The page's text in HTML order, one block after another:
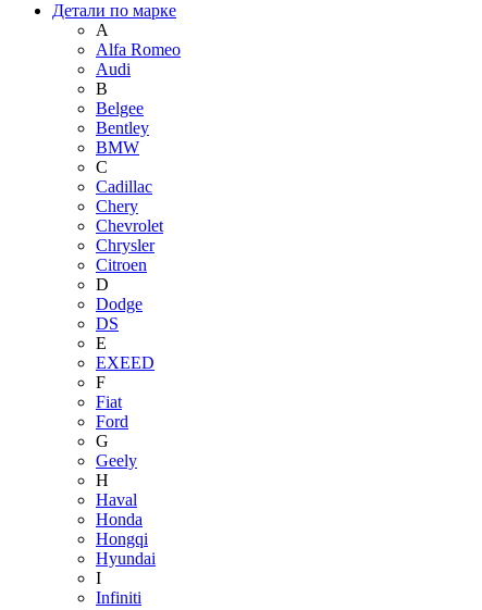
Детали по марке
A
Alfa Romeo
Audi
B
Belgee
Bentley
BMW
C
Cadillac
Chery
Chevrolet
Chrysler
Citroen
D
Dodge
DS
E
EXEED
F
Fiat
Ford
G
Geely
H
Haval
Honda
Hongqi
Hyundai
I
Infiniti